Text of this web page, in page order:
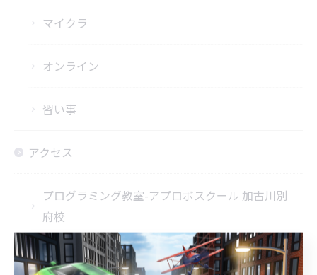
マイクラ
オンライン
習い事
アクセス
プログラミング教室-アプロボスクール 加古川別
府校
プログラミング教室-アプロボスクール 神戸舞多